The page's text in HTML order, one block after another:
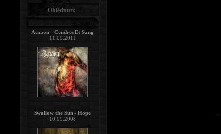
Ohlédnutí:
Aenaon - Cendres Et Sang
11.09.2011
Swallow the Sun - Hope
10.09.2008